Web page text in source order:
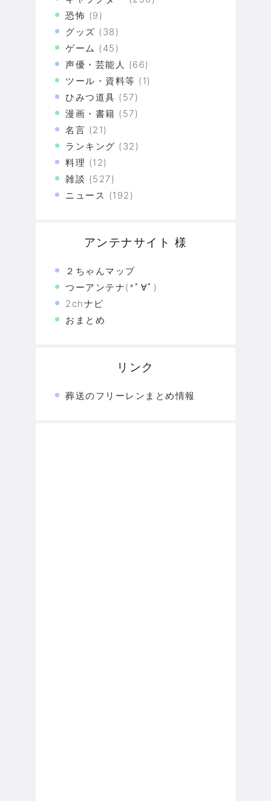
恐怖 (9)
グッズ (38)
ゲーム (45)
声優・芸能人 (66)
ツール・資料等 (1)
ひみつ道具 (57)
漫画・書籍 (57)
名言 (21)
ランキング (32)
料理 (12)
雑談 (527)
ニュース (192)
アンテナサイト 様
２ちゃんマップ
つーアンテナ(*ﾟ∀ﾟ)
2chナビ
おまとめ
リンク
葬送のフリーレンまとめ情報